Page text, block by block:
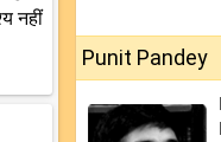
नहीं
Punit Pandey